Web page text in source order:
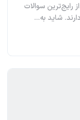
رایج‌ترین سوالات
شاید به...